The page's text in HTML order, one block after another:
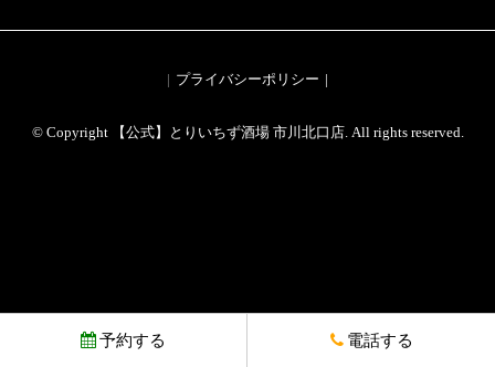
プライバシーポリシー
© Copyright 【公式】とりいちず酒場 市川北口店. All rights reserved.
予約する 電話する